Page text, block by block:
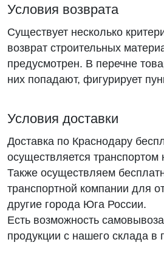
Условия возврата
Существует несколько
возврат строительных
предусмотрен. В перечне
них попадают, фигурирует
Условия доставки
Доставка по Краснодару
осуществляется
Также осуществляем
транспортной компании для
другие города Юга России.
Есть возможность
продукции с нашего склада в